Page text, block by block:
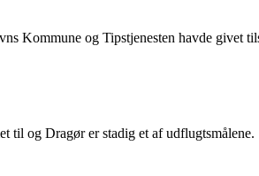
Kommune og Tipstjenesten havde givet
til og Dragør er stadig et af udflugtsmålene.